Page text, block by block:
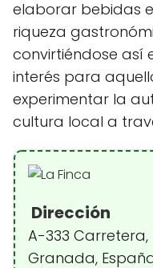
elaborar bebidas
riqueza
convirtiéndose así
interés para
experimentar la
cultura local a
Dirección
A-333 Carretera,
Granada,